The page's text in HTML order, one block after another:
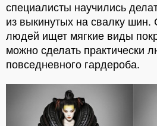
специалисты научились
из выкинутых на свалку шин.
людей ищет мягкие виды
можно сделать практически
повседневного гардероба.